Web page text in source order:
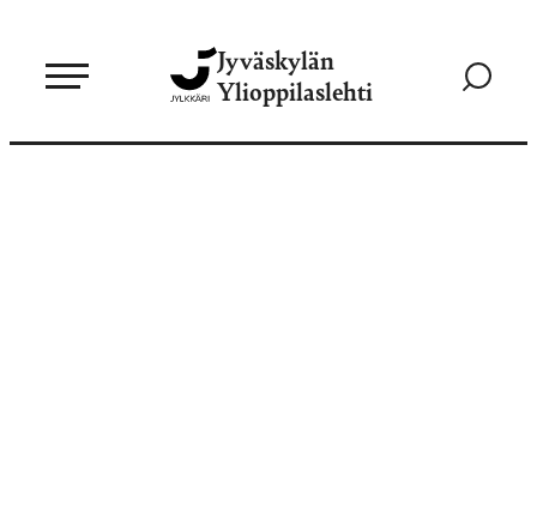
sisältöön
Jyväskylän
Ylioppilaslehti
Siirry